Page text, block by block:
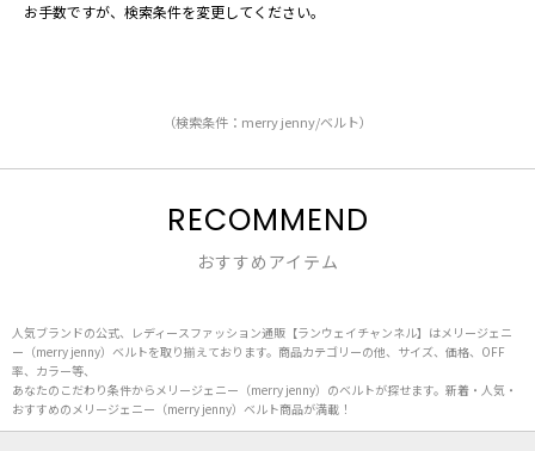
お手数ですが、検索条件を変更してください。
（検索条件：merry jenny/ベルト）
RECOMMEND
おすすめアイテム
人気ブランドの公式、レディースファッション通販【ランウェイチャンネル】はメリージェニ
ー（merry jenny）ベルトを取り揃えております。商品カテゴリーの他、サイズ、価格、OFF
率、カラー等、
あなたのこだわり条件からメリージェニー（merry jenny）のベルトが探せます。新着・人気・
おすすめのメリージェニー（merry jenny）ベルト商品が満載！